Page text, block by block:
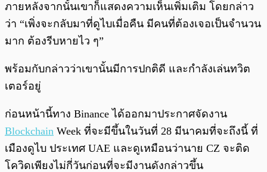
ภายหลังจากนั้นเขาก็แสดงความเห็นเพิ่มเติม โดยกล่าว
ว่า “เพิ่งจะกลับมาที่ดูไบเมื่อคืน มีคนที่ต้องเจอเป็นจำนวน
มาก ต้องรีบหายไว ๆ”
พร้อมกับกล่าวว่าเขานั้นมีการปกติดี และกำลังเล่นทวิต
เตอร์อยู่
ก่อนหน้านี้ทาง Binance ได้ออกมาประกาศจัดงาน
Blockchain Week ที่จะมีขึ้นในวันที่ 28 มีนาคมที่จะถึงนี้ ที่
เมืองดูไบ ประเทศ UAE และดูเหมือนว่านาย CZ จะติด
โควิดเพียงไม่กี่วันก่อนที่จะมีงานดังกล่าวขึ้น